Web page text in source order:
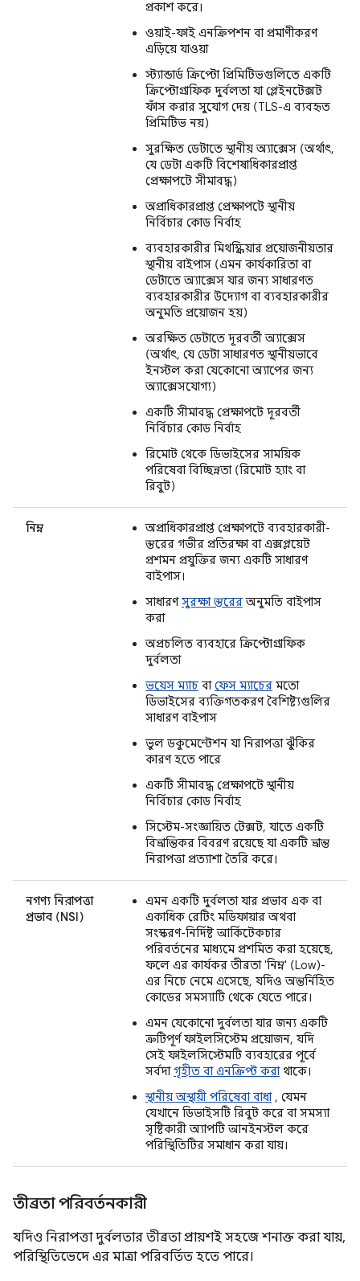
প্রকাশ করে।
ওয়াই-ফাই এনক্রিপশন বা প্রমাণীকরণ
এড়িয়ে যাওয়া
স্ট্যান্ডার্ড ক্রিপ্টো প্রিমিটিভগুলিতে একটি
ক্রিপ্টোগ্রাফিক দুর্বলতা যা প্লেইনটেক্সট
ফাঁস করার সুযোগ দেয় (TLS-এ ব্যবহৃত
প্রিমিটিভ নয়)
সুরক্ষিত ডেটাতে স্থানীয় অ্যাক্সেস (অর্থাৎ,
যে ডেটা একটি বিশেষাধিকারপ্রাপ্ত
প্রেক্ষাপটে সীমাবদ্ধ)
অপ্রাধিকারপ্রাপ্ত প্রেক্ষাপটে স্থানীয়
নির্বিচার কোড নির্বাহ
ব্যবহারকারীর মিথস্ক্রিয়ার প্রয়োজনীয়তার
স্থানীয় বাইপাস (এমন কার্যকারিতা বা
ডেটাতে অ্যাক্সেস যার জন্য সাধারণত
ব্যবহারকারীর উদ্যোগ বা ব্যবহারকারীর
অনুমতি প্রয়োজন হয়)
অরক্ষিত ডেটাতে দূরবর্তী অ্যাক্সেস
(অর্থাৎ, যে ডেটা সাধারণত স্থানীয়ভাবে
ইনস্টল করা যেকোনো অ্যাপের জন্য
অ্যাক্সেসযোগ্য)
একটি সীমাবদ্ধ প্রেক্ষাপটে দূরবর্তী
নির্বিচার কোড নির্বাহ
রিমোট থেকে ডিভাইসের সাময়িক
পরিষেবা বিচ্ছিন্নতা (রিমোট হ্যাং বা
রিবুট)
নিম্ন
অপ্রাধিকারপ্রাপ্ত প্রেক্ষাপটে ব্যবহারকারী-
স্তরের গভীর প্রতিরক্ষা বা এক্সপ্লয়েট
প্রশমন প্রযুক্তির জন্য একটি সাধারণ
বাইপাস।
সাধারণসুরক্ষা স্তরেরঅনুমতি বাইপাস
করা
অপ্রচলিত ব্যবহারে ক্রিপ্টোগ্রাফিক
দুর্বলতা
ভয়েস ম্যাচ বাফেস ম্যাচের মতো
ডিভাইসের ব্যক্তিগতকরণ বৈশিষ্ট্যগুলির
সাধারণ বাইপাস
ভুল ডকুমেন্টেশন যা নিরাপত্তা ঝুঁকির
কারণ হতে পারে
একটি সীমাবদ্ধ প্রেক্ষাপটে স্থানীয়
নির্বিচার কোড নির্বাহ
সিস্টেম-সংজ্ঞায়িত টেক্সট, যাতে একটি
বিভ্রান্তিকর বিবরণ রয়েছে যা একটি ভ্রান্ত
নিরাপত্তা প্রত্যাশা তৈরি করে।
নগণ্য নিরাপত্তা
প্রভাব (NSI)
এমন একটি দুর্বলতা যার প্রভাব এক বা
একাধিক রেটিং মডিফায়ার অথবা
সংস্করণ-নির্দিষ্ট আর্কিটেকচার
পরিবর্তনের মাধ্যমে প্রশমিত করা হয়েছে,
ফলে এর কার্যকর তীব্রতা 'নিম্ন' (Low)-
এর নিচে নেমে এসেছে, যদিও অন্তর্নিহিত
কোডের সমস্যাটি থেকে যেতে পারে।
এমন যেকোনো দুর্বলতা যার জন্য একটি
ত্রুটিপূর্ণ ফাইলসিস্টেম প্রয়োজন, যদি
সেই ফাইলসিস্টেমটি ব্যবহারের পূর্বে
সর্বদাগৃহীত বা এনক্রিপ্ট করাথাকে।
স্থানীয় অস্থায়ী পরিষেবা বাধা, যেমন
যেখানে ডিভাইসটি রিবুট করে বা সমস্যা
সৃষ্টিকারী অ্যাপটি আনইনস্টল করে
পরিস্থিতিটির সমাধান করা যায়।
তীব্রতা পরিবর্তনকারী
যদিও নিরাপত্তা দুর্বলতার তীব্রতা প্রায়শই সহজে শনাক্ত করা যায়,
পরিস্থিতিভেদে এর মাত্রা পরিবর্তিত হতে পারে।